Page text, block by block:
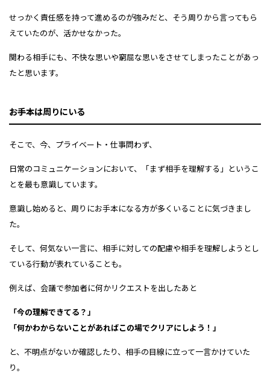
せっかく責任感を持って進めるのが強みだと、そう周りから言ってもら
えていたのが、活かせなかった。
関わる相手にも、不快な思いや窮屈な思いをさせてしまったことがあっ
たと思います。
お手本は周りにいる
そこで、今、プライベート・仕事問わず、
日常のコミュニケーションにおいて、「まず相手を理解する」というこ
とを最も意識しています。
意識し始めると、周りにお手本になる方が多くいることに気づきまし
た。
そして、何気ない一言に、相手に対しての配慮や相手を理解しようとし
ている行動が表れていることも。
例えば、会議で参加者に何かリクエストを出したあと
「今の理解できてる？」
「何かわからないことがあればこの場でクリアにしよう！」
と、不明点がないか確認したり、相手の目線に立って一言かけていた
り。